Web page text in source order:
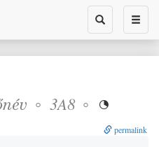
Toggle
search
◦ 3A8 ◦ 
permalink